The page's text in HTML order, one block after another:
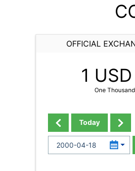
OFFICIAL
1
One
Today